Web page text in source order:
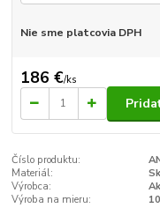
Nie sme platcovia DPH
186 €/ks
Číslo produktu:
Materiál:
Výrobca:
Výroba na mieru: